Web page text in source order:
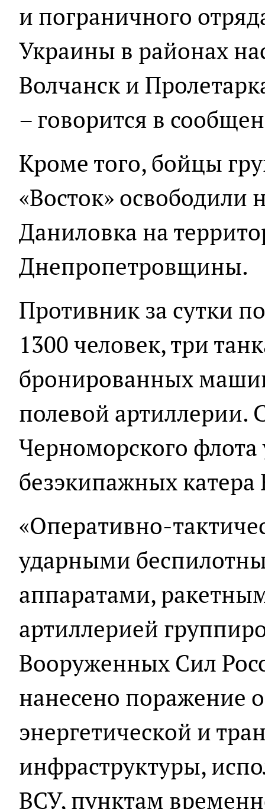
и пограничного
Украины в районах
Волчанск и
– говорится в
Кроме того, бойцы
«Восток» освободили
Даниловка на
Днепропетровщины.
Противник за сутки
1300 человек, три
бронированных
полевой артиллерии.
Черноморского
безэкипажных катера
«Оперативно-
ударными
аппаратами,
артиллерией
Вооруженных Сил
нанесено поражение
энергетической и
инфраструктуры,
ВСУ, пунктам